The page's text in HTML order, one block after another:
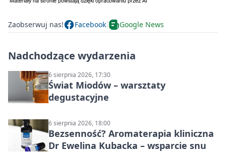
Zaobserwuj nas! Facebook Google News
Nadchodzące wydarzenia
6 sierpnia 2026, 17:30
Świat Miodów – warsztaty
degustacyjne
6 sierpnia 2026, 18:00
Bezsenność? Aromaterapia kliniczna
Dr Ewelina Kubacka – wsparcie snu